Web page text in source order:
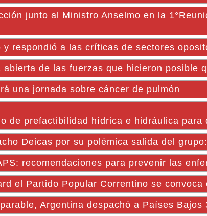
junto al Ministro Anselmo en la
respondió a las críticas de sectores
de las fuerzas que hicieron posible
una jornada sobre cáncer de pulmón
de prefactibilidad hídrica e hidráulica para
Deicas por su polémica salida del
recomendaciones para prevenir las
el Partido Popular Correntino se convoca
Argentina despachó a Países Bajos